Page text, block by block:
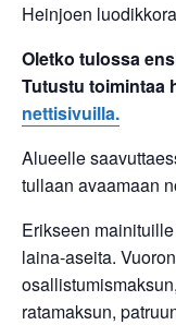
Heinjoen
Oletko tulossa
Tutustu toimintaa
nettisivuilla.
Alueelle
tullaan avaamaan
Erikseen
laina-aseita.
ratamaksun,